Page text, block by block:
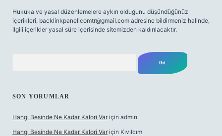
Hukuka ve yasal düzenlemelere aykırı olduğunu düşündüğünüz
içerikleri, backlinkpanelicomtr@gmail.com adresine bildirmeniz halinde,
ilgili içerikler yasal süre içerisinde sitemizden kaldırılacaktır.
SON YORUMLAR
Hangi Besinde Ne Kadar Kalori Var için admin
Hangi Besinde Ne Kadar Kalori Var için Kıvılcım